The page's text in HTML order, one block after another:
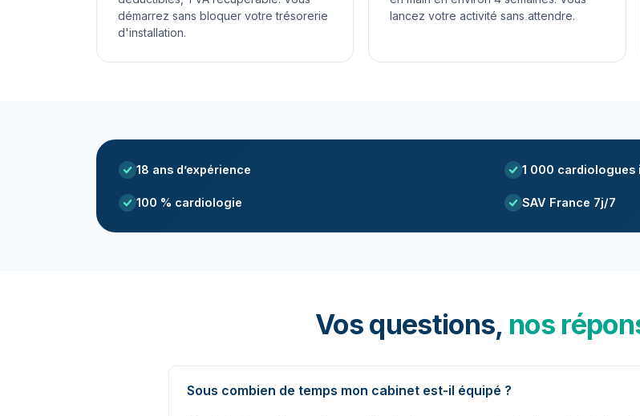
démarrez sans bloquer votre trésorerie
d'installation.
lancez votre activité sans attendre.
18 ans d’expérience 1 000 cardiologues
100 % cardiologie SAV France 7j/7
Vos questions, nos
Sous combien de temps mon cabinet est-il équipé ?